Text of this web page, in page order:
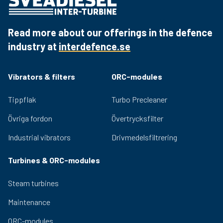
VHP 59 3x VHP 65
CMT85
Read more about our offerings in the defence
industry at interdefence.se
Vibrators & filters
Tippflak
Övriga fordon
Industrial vibrators
ORC-modules
Turbo Precleaner
Övertrycksfilter
Drivmedelsfiltrering
Turbines & ORC-modules
Steam turbines
Maintenance
ORC-modules